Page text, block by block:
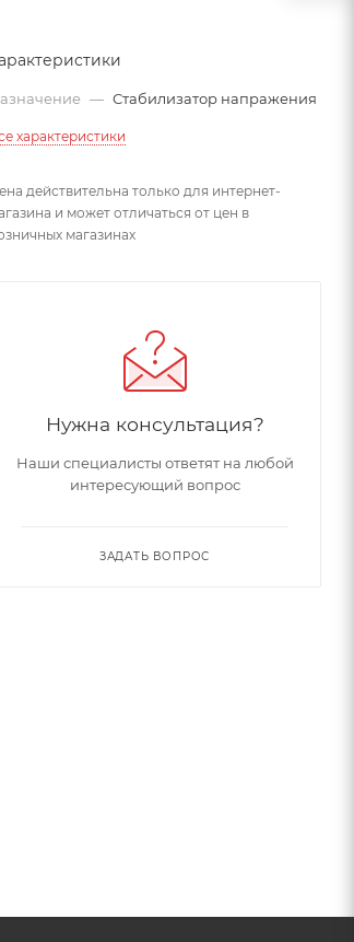
— Стабилизатор напражения
характеристики
действительна только для интернет-
и может отличаться от цен в
магазинах
Нужна консультация?
Наши специалисты ответят на любой
интересующий вопрос
ЗАДАТЬ ВОПРОС